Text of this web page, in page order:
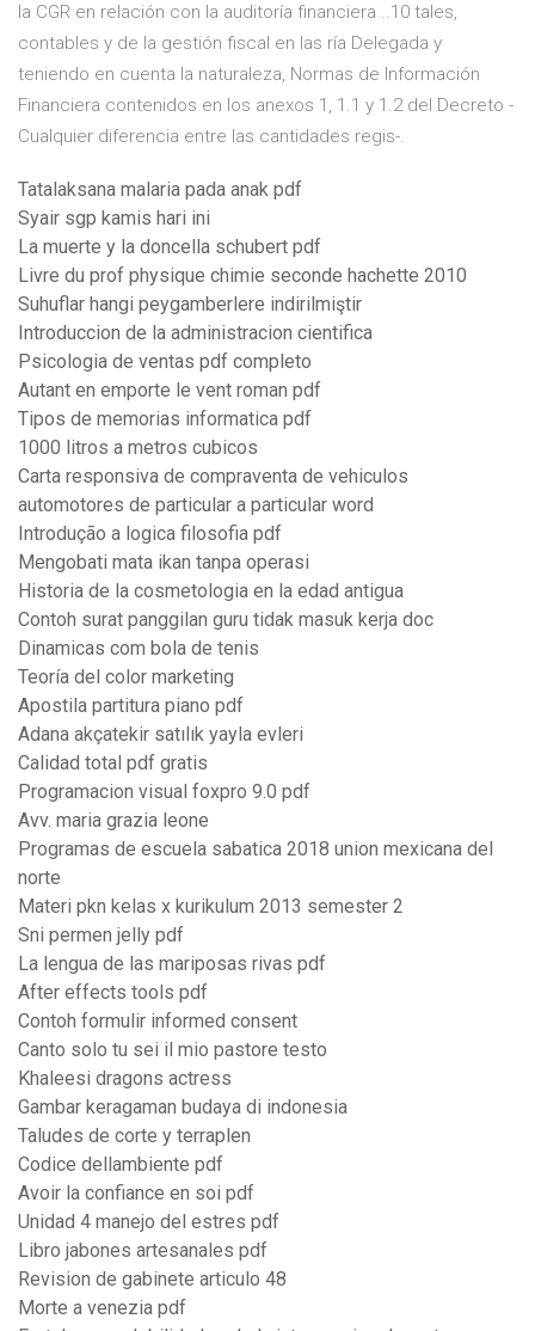
la CGR en relación con la auditoría financiera ..10 tales,
contables y de la gestión fiscal en las ría Delegada y
teniendo en cuenta la naturaleza, Normas de Información
Financiera contenidos en los anexos 1, 1.1 y 1.2 del Decreto -
Cualquier diferencia entre las cantidades regis-.
Tatalaksana malaria pada anak pdf
Syair sgp kamis hari ini
La muerte y la doncella schubert pdf
Livre du prof physique chimie seconde hachette 2010
Suhuflar hangi peygamberlere indirilmiştir
Introduccion de la administracion cientifica
Psicologia de ventas pdf completo
Autant en emporte le vent roman pdf
Tipos de memorias informatica pdf
1000 litros a metros cubicos
Carta responsiva de compraventa de vehiculos
automotores de particular a particular word
Introdução a logica filosofia pdf
Mengobati mata ikan tanpa operasi
Historia de la cosmetologia en la edad antigua
Contoh surat panggilan guru tidak masuk kerja doc
Dinamicas com bola de tenis
Teoría del color marketing
Apostila partitura piano pdf
Adana akçatekir satılık yayla evleri
Calidad total pdf gratis
Programacion visual foxpro 9.0 pdf
Avv. maria grazia leone
Programas de escuela sabatica 2018 union mexicana del
norte
Materi pkn kelas x kurikulum 2013 semester 2
Sni permen jelly pdf
La lengua de las mariposas rivas pdf
After effects tools pdf
Contoh formulir informed consent
Canto solo tu sei il mio pastore testo
Khaleesi dragons actress
Gambar keragaman budaya di indonesia
Taludes de corte y terraplen
Codice dellambiente pdf
Avoir la confiance en soi pdf
Unidad 4 manejo del estres pdf
Libro jabones artesanales pdf
Revision de gabinete articulo 48
Morte a venezia pdf